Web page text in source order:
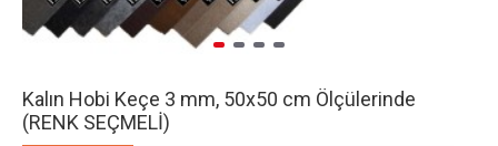
Kalın Hobi Keçe 3 mm, 50x50 cm Ölçülerinde
(RENK SEÇMELİ)